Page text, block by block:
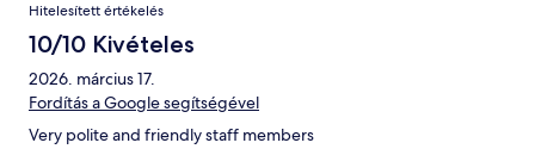
Hitelesített értékelés
10/10 Kivételes
2026. március 17.
Fordítás a Google segítségével
Very polite and friendly staff members